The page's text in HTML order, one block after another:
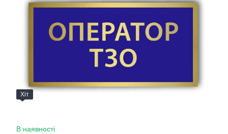
Хіт
В наявності